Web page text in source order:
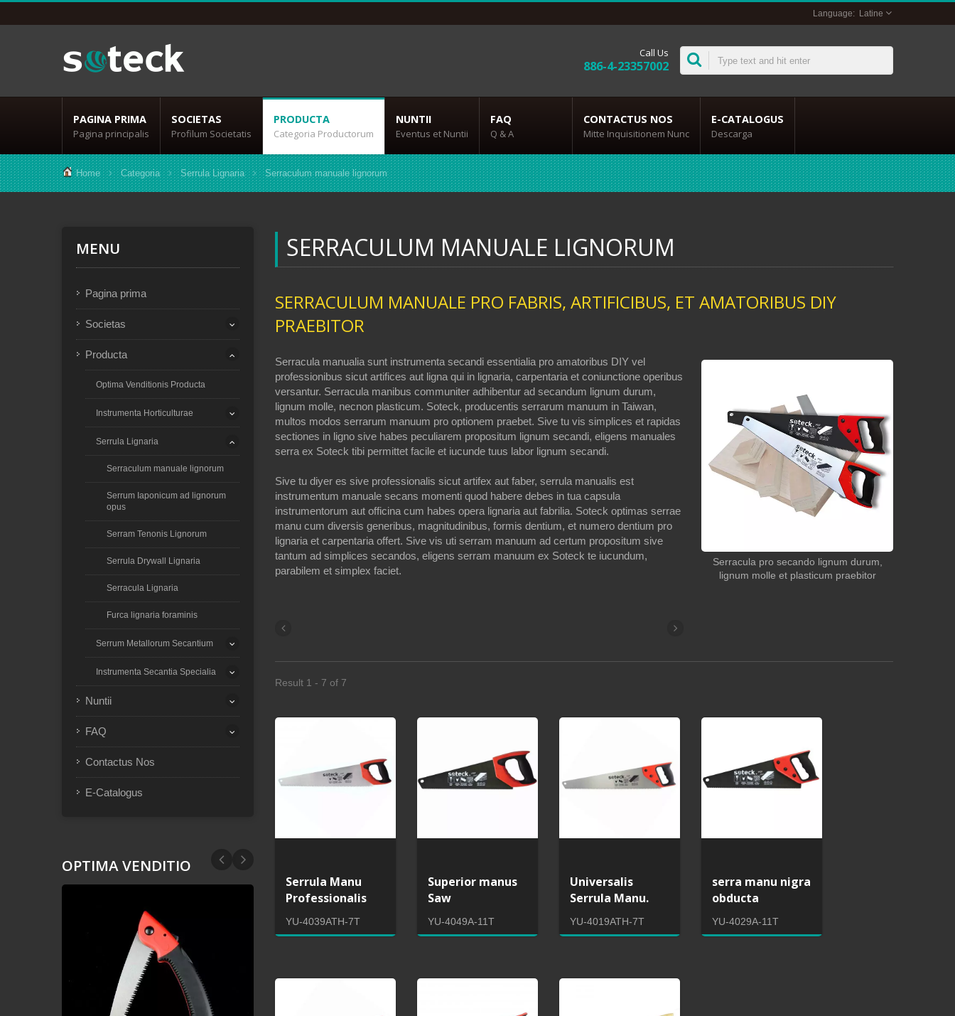
Latine
Call Us
886-4-23357002
PAGINA PRIMA
Pagina principalis
SOCIETAS
Profilum Societatis
PRODUCTA
Categoria Productorum
NUNTII
Eventus et Nuntii
FAQ
Q & A
CONTACTUS NOS
Mitte Inquisitionem Nunc
E-CATALOGUS
Descarga
Home Categoria Serrula Lignaria Serraculum manuale lignorum
MENU
Pagina prima
Societas
Producta
Optima Venditionis Producta
Instrumenta Horticulturae
Serrula Lignaria
Serraculum manuale lignorum
Serrum Iaponicum ad lignorum
opus
Serram Tenonis Lignorum
Serrula Drywall Lignaria
Serracula Lignaria
Furca lignaria foraminis
Serrum Metallorum Secantium
Instrumenta Secantia Specialia
Nuntii
FAQ
Contactus Nos
E-Catalogus
OPTIMA VENDITIO
SERRACULUM MANUALE LIGNORUM
SERRACULUM MANUALE PRO FABRIS, ARTIFICIBUS, ET AMATORIBUS DIY
PRAEBITOR
Serracula pro secando lignum durum,
lignum molle et plasticum praebitor
Serracula manualia sunt instrumenta secandi essentialia pro amatoribus DIY vel
professionibus sicut artifices aut ligna qui in lignaria, carpentaria et coniunctione operibus
versantur. Serracula manibus communiter adhibentur ad secandum lignum durum,
lignum molle, necnon plasticum. Soteck, producentis serrarum manuum in Taiwan,
multos modos serrarum manuum pro optionem praebet. Sive tu vis simplices et rapidas
sectiones in ligno sive habes peculiarem propositum lignum secandi, eligens manuales
serra ex Soteck tibi permittet facile et iucunde tuus labor lignum secandi.
Sive tu diyer es sive professionalis sicut artifex aut faber, serrula manualis est
instrumentum manuale secans momenti quod habere debes in tua capsula
instrumentorum aut officina cum habes opera lignaria aut fabrilia. Soteck optimas serrae
manu cum diversis generibus, magnitudinibus, formis dentium, et numero dentium pro
lignaria et carpentaria offert. Sive vis uti serram manuum ad certum propositum sive
tantum ad simplices secandos, eligens serram manuum ex Soteck te iucundum,
parabilem et simplex faciet.
Result 1 - 7 of 7
Serrula Manu
Professionalis
YU-4039ATH-7T
Superior manus
Saw
YU-4049A-11T
Universalis
Serrula Manu.
YU-4019ATH-7T
serra manu nigra
obducta
YU-4029A-11T